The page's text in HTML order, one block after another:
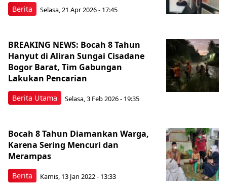
Berita Selasa, 21 Apr 2026 - 17:45
Berita Utama
BREAKING NEWS: Bocah 8 Tahun
Hanyut di Aliran Sungai Cisadane
Bogor Barat, Tim Gabungan
Lakukan Pencarian
Selasa, 3 Feb 2026 - 19:35
Berita
Bocah 8 Tahun Diamankan Warga,
Karena Sering Mencuri dan
Merampas
Kamis, 13 Jan 2022 - 13:33